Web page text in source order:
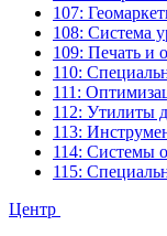
107:
108: Система
109: Печать и
110:
111:
112: Утилиты
113:
114: Системы
115:
Центр